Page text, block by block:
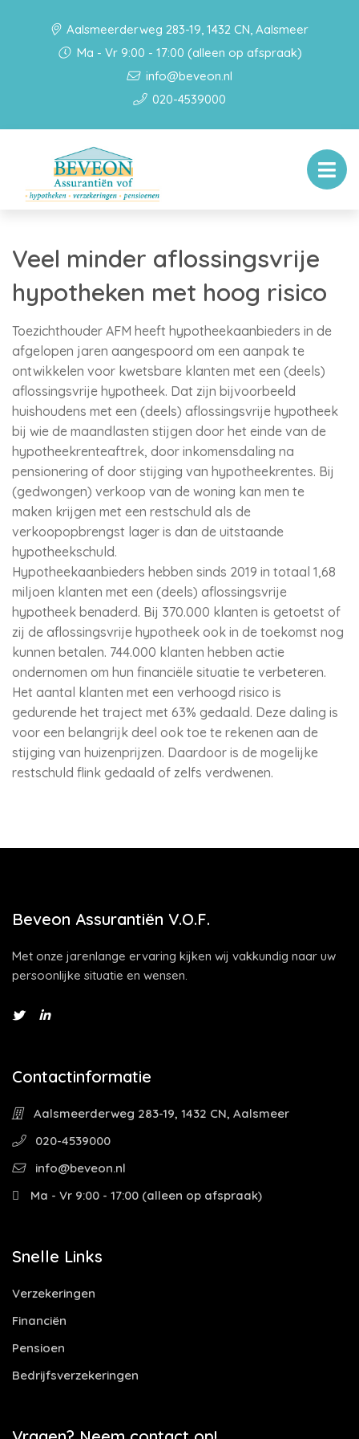
Aalsmeerderweg 283-19, 1432 CN, Aalsmeer
Ma - Vr 9:00 - 17:00 (alleen op afspraak)
info@beveon.nl
020-4539000
Veel minder aflossingsvrije
hypotheken met hoog risico
Toezichthouder AFM heeft hypotheekaanbieders in de
afgelopen jaren aangespoord om een aanpak te
ontwikkelen voor kwetsbare klanten met een (deels)
aflossingsvrije hypotheek. Dat zijn bijvoorbeeld
huishoudens met een (deels) aflossingsvrije hypotheek
bij wie de maandlasten stijgen door het einde van de
hypotheekrenteaftrek, door inkomensdaling na
pensionering of door stijging van hypotheekrentes. Bij
(gedwongen) verkoop van de woning kan men te
maken krijgen met een restschuld als de
verkoopopbrengst lager is dan de uitstaande
hypotheekschuld.
Hypotheekaanbieders hebben sinds 2019 in totaal 1,68
miljoen klanten met een (deels) aflossingsvrije
hypotheek benaderd. Bij 370.000 klanten is getoetst of
zij de aflossingsvrije hypotheek ook in de toekomst nog
kunnen betalen. 744.000 klanten hebben actie
ondernomen om hun financiële situatie te verbeteren.
Het aantal klanten met een verhoogd risico is
gedurende het traject met 63% gedaald. Deze daling is
voor een belangrijk deel ook toe te rekenen aan de
stijging van huizenprijzen. Daardoor is de mogelijke
restschuld flink gedaald of zelfs verdwenen.
Beveon Assurantiën V.O.F.
Met onze jarenlange ervaring kijken wij vakkundig naar uw
persoonlijke situatie en wensen.
Contactinformatie
Aalsmeerderweg 283-19, 1432 CN, Aalsmeer
020-4539000
info@beveon.nl
Ma - Vr 9:00 - 17:00 (alleen op afspraak)
Snelle Links
Verzekeringen
Financiën
Pensioen
Bedrijfsverzekeringen